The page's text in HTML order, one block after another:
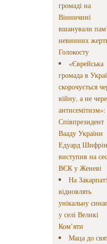
громаді на
Вінничині
вшанували
невинних
Голокосту
«Єврейська
громада в
скорочується
війну, а не
антисемітизм»:
Співпрезидент
Вааду України
Едуард Шифрін
виступив на
ВЄК у Женеві
На
відновлять
унікальну
у селі Великі
Ком’яти
Маца до